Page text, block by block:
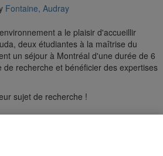
Fontaine, Audray
a le plaisir d'accueillir
deux étudiantes à la maîtrise du
un séjour à Montréal d'une durée de 6
de recherche et bénéficier des expertises
sujet de recherche !
en fin de cycle de Master en
et développement durable à